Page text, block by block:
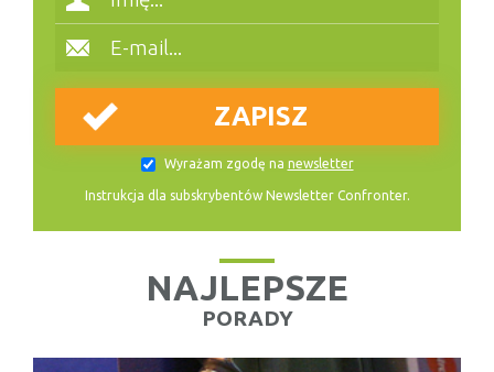
Wyrażam zgodę na newsletter
Instrukcja dla subskrybentów Newsletter Confronter.
NAJLEPSZE
PORADY